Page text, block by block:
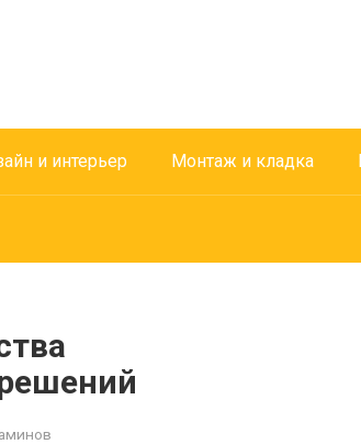
и интерьер Монтаж и кладка